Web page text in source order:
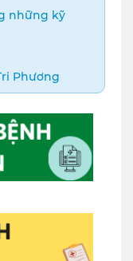
những kỹ
Phương